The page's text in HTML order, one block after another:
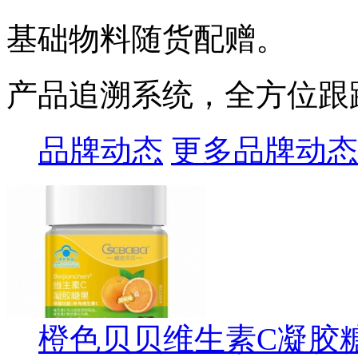
基础物料随货配赠。
产品追溯系统，全方位跟
品牌动态 更多品牌动态
橙色贝贝维生素C凝